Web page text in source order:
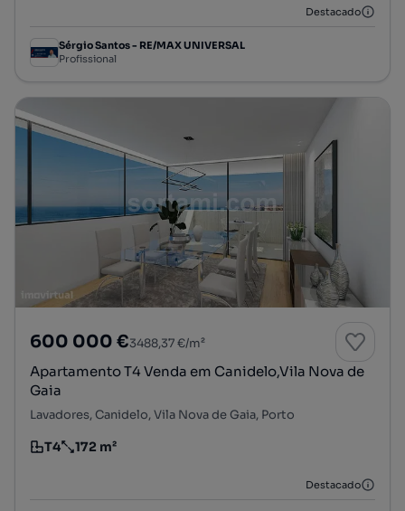
Destacado
Sérgio Santos - RE/MAX UNIVERSAL
Profissional
600 000 €3488,37 €/m²
Apartamento T4 Venda em Canidelo,Vila Nova de
Gaia
Lavadores, Canidelo, Vila Nova de Gaia, Porto
Tipologia
T4
Preço por metro quadrado
172 m²
Destacado